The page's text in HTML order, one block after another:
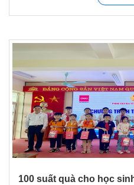
100 suất quà cho học